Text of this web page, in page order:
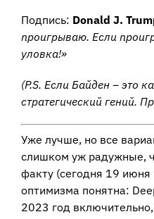
Подпись: Donald J.
проигрываю. Если
уловка!»
(P.S. Если Байден – это
стратегический гений.
Уже лучше, но все
слишком уж радужные,
факту (сегодня 19
оптимизма понятна:
2023 год